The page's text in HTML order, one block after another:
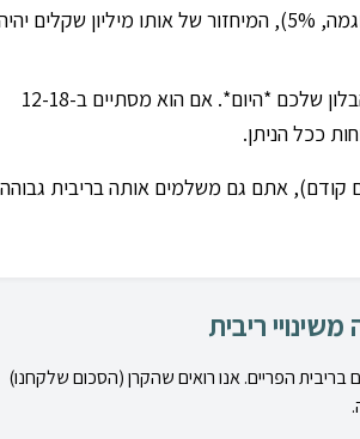
תכננתם מיחזור בריבית נמוכה. אבל אם היום הפריים גבוה יותר (לצורך הדוגמה, 5%), המיחזור של אותו מיליון שקלים
אל תחכו להודעה מהבנק. בדקו את תאריך הסיום המדויק של הבלון שלכם *היום*. אם הוא מסתיים ב-12-18
ככל הניתן.
אתם גם משלמים אותה בריבית גבוהה
ריבית
הפריים. אנו רואים שהקרן (הסכום שלקחנו)